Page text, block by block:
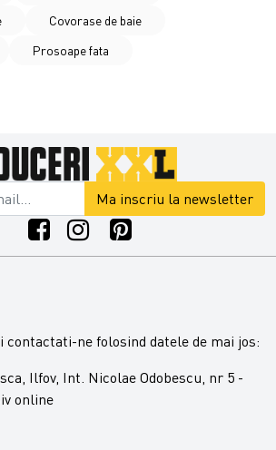
Covorase de baie
Prosoape fata
Ma inscriu la newsletter
ne folosind datele de mai jos:
Ilfov, Int. Nicolae Odobescu, nr 5 -
online